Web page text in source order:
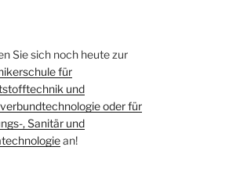
Sie sich noch heute zur
für
und
oder für
, Sanitär und
an!